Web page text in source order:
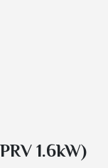
1.6kW)